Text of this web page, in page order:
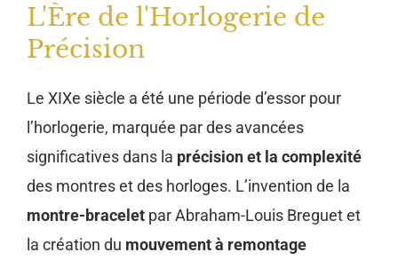
L'Ère de l'Horlogerie de
Précision
Le XIXe siècle a été une période d’essor pour
l’horlogerie, marquée par des avancées
significatives dans la précision et la complexité
des montres et des horloges. L’invention de la
montre-bracelet par Abraham-Louis Breguet et
la création du mouvement à remontage